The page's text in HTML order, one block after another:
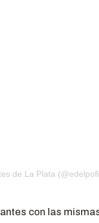
de La Plata
con las